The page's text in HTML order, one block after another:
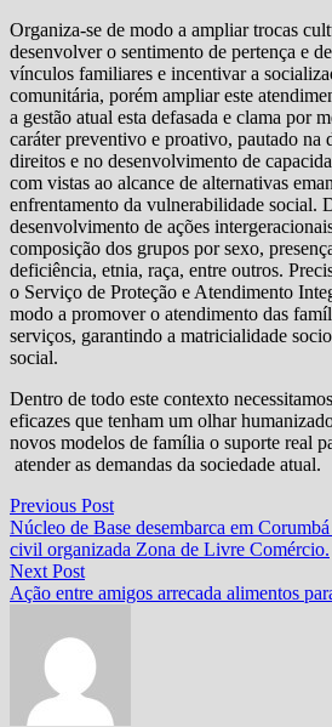
Organiza-se de modo a ampliar trocas
desenvolver o sentimento de pertença e
vínculos familiares e incentivar a
comunitária, porém ampliar este
a gestão atual esta defasada e clama por
caráter preventivo e proativo, pautado na
direitos e no desenvolvimento de
com vistas ao alcance de alternativas
enfrentamento da vulnerabilidade social.
desenvolvimento de ações
composição dos grupos por sexo,
deficiência, etnia, raça, entre outros.
o Serviço de Proteção e Atendimento
modo a promover o atendimento das
serviços, garantindo a matricialidade
social.
Dentro de todo este contexto
eficazes que tenham um olhar
novos modelos de família o suporte real
atender as demandas da sociedade atual.
Navegação
de
Post
Previous PostPrevious
post:
Núcleo de Base desembarca em
civil organizada Zona de Livre Comércio.
Next PostNext
post:
Ação entre amigos arrecada alimentos